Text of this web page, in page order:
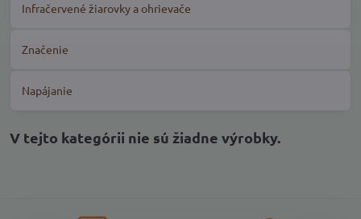
Infračervené žiarovky a ohrievače
Značenie
Napájanie